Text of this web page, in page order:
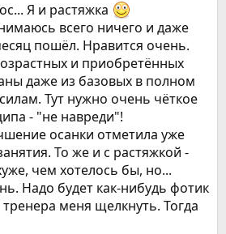
Я и растяжка
всего ничего и даже
пошёл. Нравится очень.
и приобретённых
даже из базовых в полном
Тут нужно очень чёткое
- "не навреди"!
осанки отметила уже
То же и с растяжкой -
чем хотелось бы, но...
Надо будет как-нибудь фотик
меня щелкнуть. Тогда